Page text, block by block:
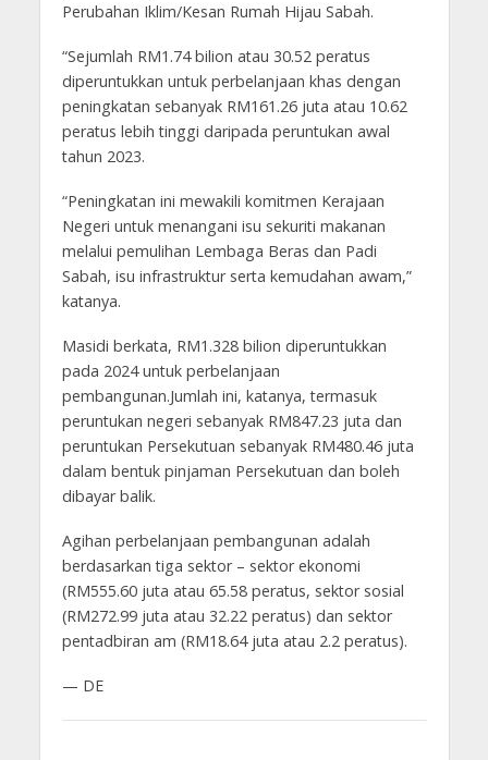
Perubahan Iklim/Kesan Rumah Hijau Sabah.
“Sejumlah RM1.74 bilion atau 30.52 peratus
diperuntukkan untuk perbelanjaan khas dengan
peningkatan sebanyak RM161.26 juta atau 10.62
peratus lebih tinggi daripada peruntukan awal
tahun 2023.
“Peningkatan ini mewakili komitmen Kerajaan
Negeri untuk menangani isu sekuriti makanan
melalui pemulihan Lembaga Beras dan Padi
Sabah, isu infrastruktur serta kemudahan awam,”
katanya.
Masidi berkata, RM1.328 bilion diperuntukkan
pada 2024 untuk perbelanjaan
pembangunan.Jumlah ini, katanya, termasuk
peruntukan negeri sebanyak RM847.23 juta dan
peruntukan Persekutuan sebanyak RM480.46 juta
dalam bentuk pinjaman Persekutuan dan boleh
dibayar balik.
Agihan perbelanjaan pembangunan adalah
berdasarkan tiga sektor – sektor ekonomi
(RM555.60 juta atau 65.58 peratus, sektor sosial
(RM272.99 juta atau 32.22 peratus) dan sektor
pentadbiran am (RM18.64 juta atau 2.2 peratus).
— DE